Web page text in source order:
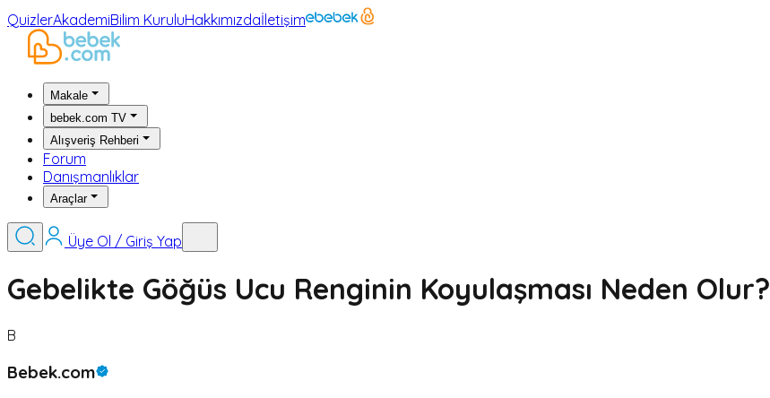
QuizlerAkademiBilim KuruluHakkımızdaİletişim
Makale
bebek.com TV
Alışveriş Rehberi
Forum
Danışmanlıklar
Araçlar
Üye Ol / Giriş Yap
Gebelikte Göğüs Ucu Renginin Koyulaşması Neden Olur?
B
Bebek.com